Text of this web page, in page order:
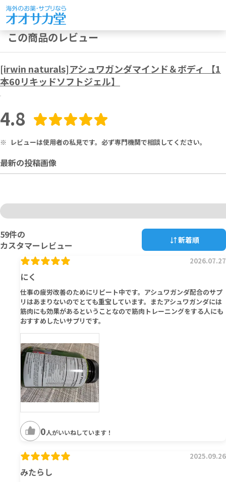
この商品のレビュー
[irwin naturals]アシュワガンダマインド＆ボディ 【1
本60リキッドソフトジェル】
4.8
※ レビューは使用者の私見です。必ず専門機関で相談してください。
最新の投稿画像
59件の
カスタマーレビュー
新着順
にく
2026.07.27
仕事の疲労改善のためにリピート中です。アシュワガンダ配合のサプ
リはあまりないのでとても重宝しています。またアシュワガンダには
筋肉にも効果があるということなので筋肉トレーニングをする人にも
おすすめしたいサプリです。
0人がいいねしています！
みたらし
2025.09.26